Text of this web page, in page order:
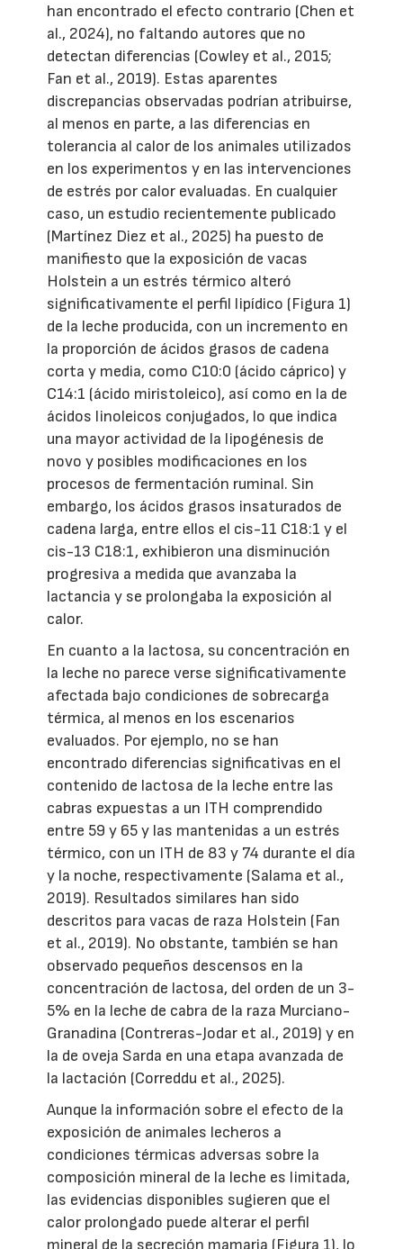
han encontrado el efecto contrario (Chen et
al., 2024), no faltando autores que no
detectan diferencias (Cowley et al., 2015;
Fan et al., 2019). Estas aparentes
discrepancias observadas podrían atribuirse,
al menos en parte, a las diferencias en
tolerancia al calor de los animales utilizados
en los experimentos y en las intervenciones
de estrés por calor evaluadas. En cualquier
caso, un estudio recientemente publicado
(Martínez Diez et al., 2025) ha puesto de
manifiesto que la exposición de vacas
Holstein a un estrés térmico alteró
significativamente el perfil lipídico (Figura 1)
de la leche producida, con un incremento en
la proporción de ácidos grasos de cadena
corta y media, como C10:0 (ácido cáprico) y
C14:1 (ácido miristoleico), así como en la de
ácidos linoleicos conjugados, lo que indica
una mayor actividad de la lipogénesis de
novo y posibles modificaciones en los
procesos de fermentación ruminal. Sin
embargo, los ácidos grasos insaturados de
cadena larga, entre ellos el cis-11 C18:1 y el
cis-13 C18:1, exhibieron una disminución
progresiva a medida que avanzaba la
lactancia y se prolongaba la exposición al
calor.
En cuanto a la lactosa, su concentración en
la leche no parece verse significativamente
afectada bajo condiciones de sobrecarga
térmica, al menos en los escenarios
evaluados. Por ejemplo, no se han
encontrado diferencias significativas en el
contenido de lactosa de la leche entre las
cabras expuestas a un ITH comprendido
entre 59 y 65 y las mantenidas a un estrés
térmico, con un ITH de 83 y 74 durante el día
y la noche, respectivamente (Salama et al.,
2019). Resultados similares han sido
descritos para vacas de raza Holstein (Fan
et al., 2019). No obstante, también se han
observado pequeños descensos en la
concentración de lactosa, del orden de un 3-
5% en la leche de cabra de la raza Murciano-
Granadina (Contreras-Jodar et al., 2019) y en
la de oveja Sarda en una etapa avanzada de
la lactación (Correddu et al., 2025).
Aunque la información sobre el efecto de la
exposición de animales lecheros a
condiciones térmicas adversas sobre la
composición mineral de la leche es limitada,
las evidencias disponibles sugieren que el
calor prolongado puede alterar el perfil
mineral de la secreción mamaria (Figura 1), lo